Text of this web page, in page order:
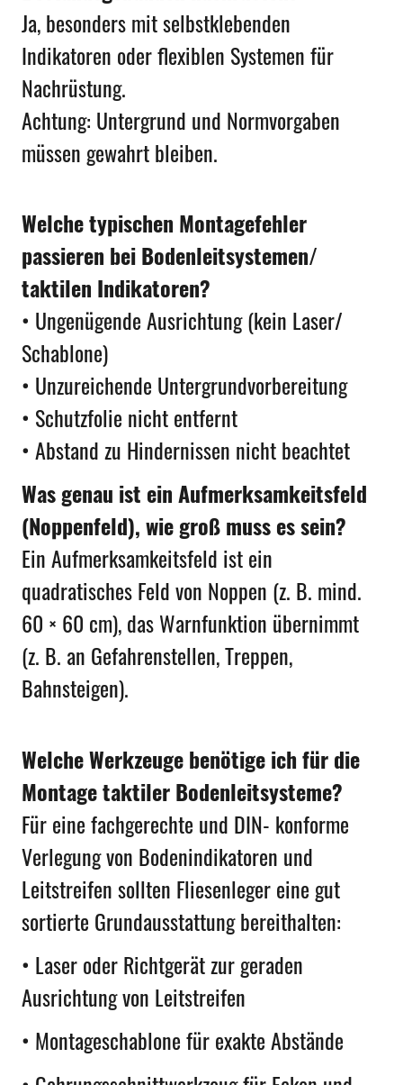
Ja, besonders mit selbstklebenden
Indikatoren oder flexiblen Systemen für
Nachrüstung.
Achtung: Untergrund und Normvorgaben
müssen gewahrt bleiben.
Welche typischen Montagefehler
passieren bei Bodenleitsystemen/
taktilen Indikatoren?
• Ungenügende Ausrichtung (kein Laser/
Schablone)
• Unzureichende Untergrundvorbereitung
• Schutzfolie nicht entfernt
• Abstand zu Hindernissen nicht beachtet
Was genau ist ein Aufmerksamkeitsfeld
(Noppenfeld), wie groß muss es sein?
Ein Aufmerksamkeitsfeld ist ein
quadratisches Feld von Noppen (z. B. mind.
60 × 60 cm), das Warnfunktion übernimmt
(z. B. an Gefahrenstellen, Treppen,
Bahnsteigen).
Welche Werkzeuge benötige ich für die
Montage taktiler Bodenleitsysteme?
Für eine fachgerechte und DIN- konforme
Verlegung von Bodenindikatoren und
Leitstreifen sollten Fliesenleger eine gut
sortierte Grundausstattung bereithalten:
• Laser oder Richtgerät zur geraden
Ausrichtung von Leitstreifen
• Montageschablone für exakte Abstände